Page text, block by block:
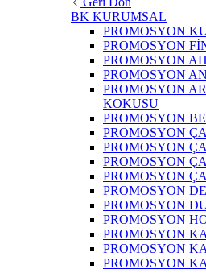
BK KURUMSAL
PROMOSYON
PROMOSYON
PROMOSYON
PROMOSYON
PROMOSYON
KOKUSU
PROMOSYON
PROMOSYON
PROMOSYON
PROMOSYON
PROMOSYON
PROMOSYON
PROMOSYON
PROMOSYON
PROMOSYON
PROMOSYON
PROMOSYON